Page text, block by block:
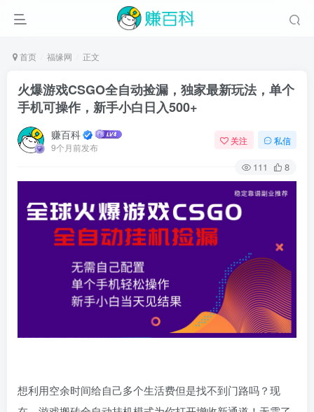
首页 福缘网 正文
火爆游戏CSGO全自动捡漏，独家最新玩法，单个
手机可操作，新手小白日入500+
赚百科
9个月前发布
关注 私信
111 8
想利用空余时间给自己多个生活费但是找不到门路吗？现